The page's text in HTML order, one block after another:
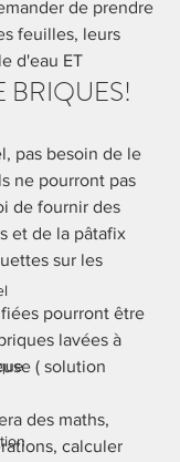
de prendre
feuilles, leurs
d'eau ET
BRIQUES!
pas besoin de le
ne pourront pas
de fournir des
et de la pâtafix
sur les
pourront être
lavées à
( solution
des maths,
calculer